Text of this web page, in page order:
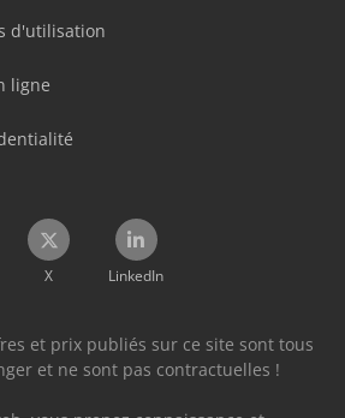
d'utilisation
ligne
X LinkedIn
et prix publiés sur ce site sont tous
et ne sont pas contractuelles !